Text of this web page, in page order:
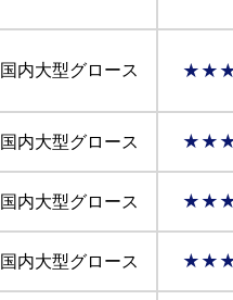
国内大型グロース
国内大型グロース
国内大型グロース
国内大型グロース